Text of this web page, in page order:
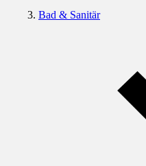
Bad & Sanitär